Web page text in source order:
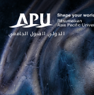
القبول الجامعي​ ​الدولي